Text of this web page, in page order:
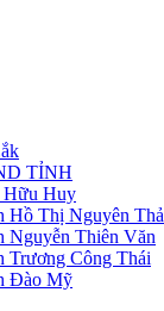
TỈNH
Huy
Hồ Thị Nguyên
Nguyễn Thiên Văn
Trương Công Thái
Đào Mỹ